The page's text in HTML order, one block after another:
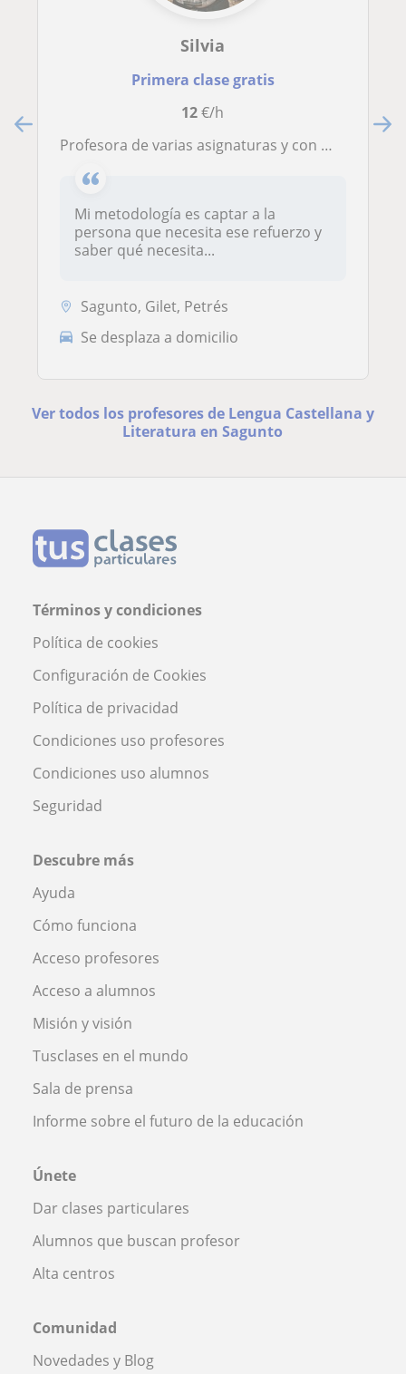
Silvia
Primera clase gratis
12€/h
Profesora de varias asignaturas y con mucha experiencia
Mi metodología es captar a la
persona que necesita ese refuerzo y
saber qué necesita...
Sagunto, Gilet, Petrés
Se desplaza a domicilio
Ver todos los profesores de Lengua Castellana y
Literatura en Sagunto
Términos y condiciones
Política de cookies
Configuración de Cookies
Política de privacidad
Condiciones uso profesores
Condiciones uso alumnos
Seguridad
Descubre más
Ayuda
Cómo funciona
Acceso profesores
Acceso a alumnos
Misión y visión
Tusclases en el mundo
Sala de prensa
Informe sobre el futuro de la educación
Únete
Dar clases particulares
Alumnos que buscan profesor
Alta centros
Comunidad
Novedades y Blog